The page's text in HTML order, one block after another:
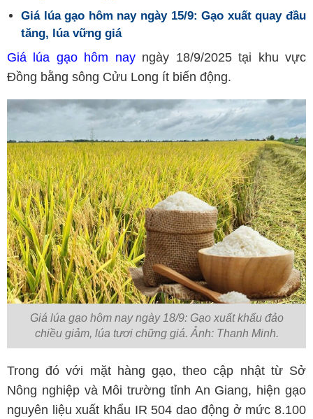
Giá lúa gạo hôm nay ngày 15/9: Gạo xuất quay đầu
tăng, lúa vững giá
Giá lúa gạo hôm nayngày 18/9/2025 tại khu vực
Đồng bằng sông Cửu Long ít biến động.
Giá lúa gạo hôm nay ngày 18/9: Gạo xuất khẩu đảo
chiều giảm, lúa tươi chững giá. Ảnh: Thanh Minh.
Trong đó với mặt hàng gạo, theo cập nhật từ Sở
Nông nghiệp và Môi trường tỉnh An Giang, hiện gạo
nguyên liệu xuất khẩu IR 504 dao động ở mức 8.100